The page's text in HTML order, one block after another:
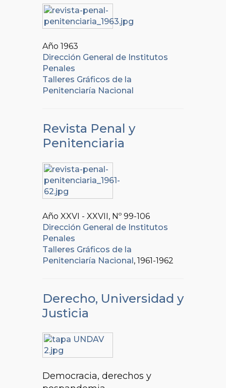
Año 1963
Dirección General de Institutos
Penales
Talleres Gráficos de la
Penitenciaría Nacional
Revista Penal y
Penitenciaria
Año XXVI - XXVII, Nº 99-106
Dirección General de Institutos
Penales
Talleres Gráficos de la
Penitenciaría Nacional , 1961-1962
Derecho, Universidad y
Justicia
Democracia, derechos y